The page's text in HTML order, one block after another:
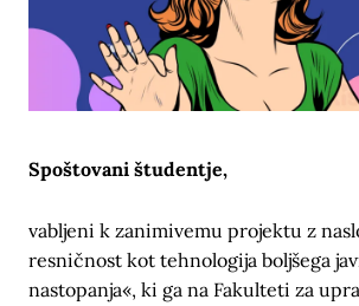
Spoštovani študentje,
vabljeni k zanimivemu projektu z
resničnost kot tehnologija boljšega
nastopanja«, ki ga na Fakulteti za